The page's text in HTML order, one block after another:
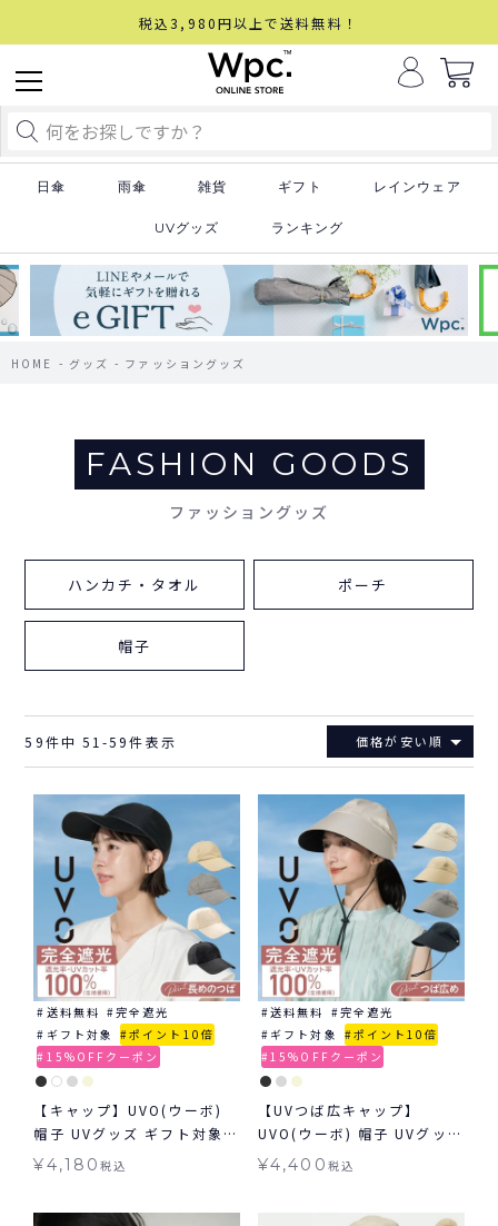
税込3,980円以上で送料無料！
日傘 雨傘 雑貨 ギフト レインウェア
UVグッズ ランキング
HOME グッズ ファッショングッズ
FASHION GOODS
ファッショングッズ
ハンカチ・タオル ポーチ
帽子
価格が安い順
59件中 51-59件表示
送料無料
完全遮光
ギフト対象
ポイント10倍
15%OFFクーポン
【キャップ】UVO(ウーボ)
帽子 UVグッズ ギフト対象
≪送料無料≫
¥4,180税込
送料無料
完全遮光
ギフト対象
ポイント10倍
15%OFFクーポン
【UVつば広キャップ】
UVO(ウーボ) 帽子 UVグッズ
¥4,400 税込